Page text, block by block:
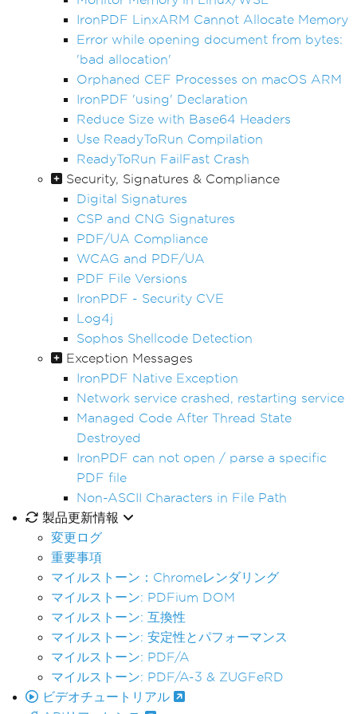
IronPDF LinxARM Cannot Allocate Memory
Error while opening document from bytes:
'bad allocation'
Orphaned CEF Processes on macOS ARM
IronPDF 'using' Declaration
Reduce Size with Base64 Headers
Use ReadyToRun Compilation
ReadyToRun FailFast Crash
Security, Signatures & Compliance
Digital Signatures
CSP and CNG Signatures
PDF/UA Compliance
WCAG and PDF/UA
PDF File Versions
IronPDF - Security CVE
Log4j
Sophos Shellcode Detection
Exception Messages
IronPDF Native Exception
Network service crashed, restarting service
Managed Code After Thread State
Destroyed
IronPDF can not open / parse a specific
PDF file
Non-ASCII Characters in File Path
製品更新情報
変更ログ
重要事項
マイルストーン：Chromeレンダリング
マイルストーン: PDFium DOM
マイルストーン: 互換性
マイルストーン: 安定性とパフォーマンス
マイルストーン: PDF/A
マイルストーン: PDF/A-3 & ZUGFeRD
ビデオチュートリアル